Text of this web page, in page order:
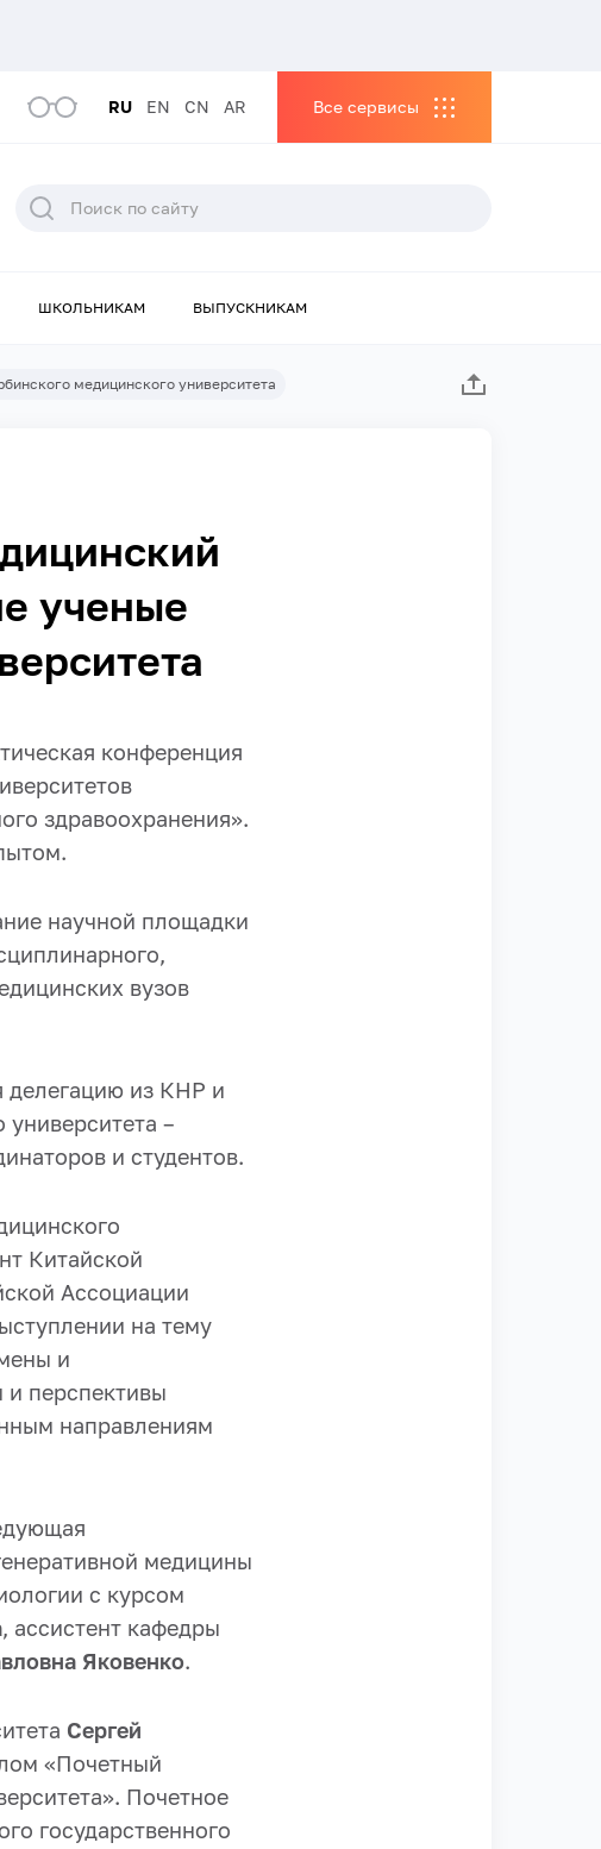
RU EN CN AR Все сервисы
ШКОЛЬНИКАМ ВЫПУСКНИКАМ
медицинского университета
ученые
конференция
здравоохранения».
научной площадки
вузов
делегацию из КНР и
университета –
и студентов.
Китайской
Ассоциации
на тему
и
и перспективы
направлениям
медицины
с курсом
, ассистент кафедры
Яковенко.
Сергей
«Почетный
Почетное
государственного